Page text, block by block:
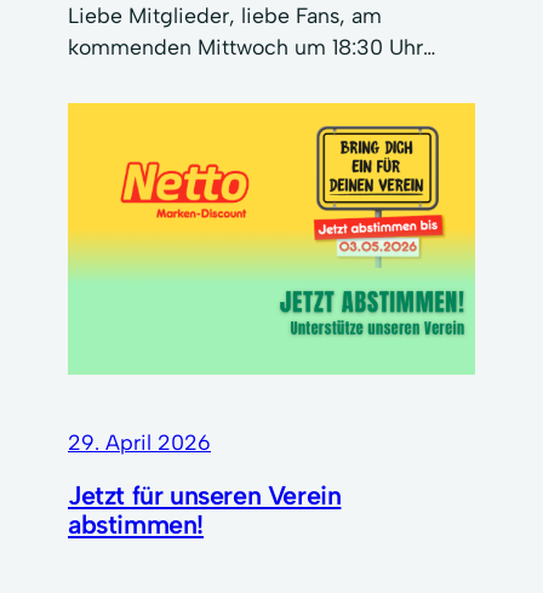
Liebe Mitglieder, liebe Fans, am
kommenden Mittwoch um 18:30 Uhr…
29. April 2026
Jetzt für unseren Verein
abstimmen!